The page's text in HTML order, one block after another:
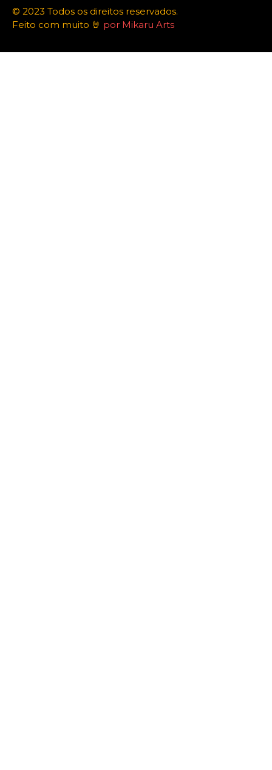
© 2023 Todos os direitos reservados.
Feito com muito 🤘 por Mikaru Arts